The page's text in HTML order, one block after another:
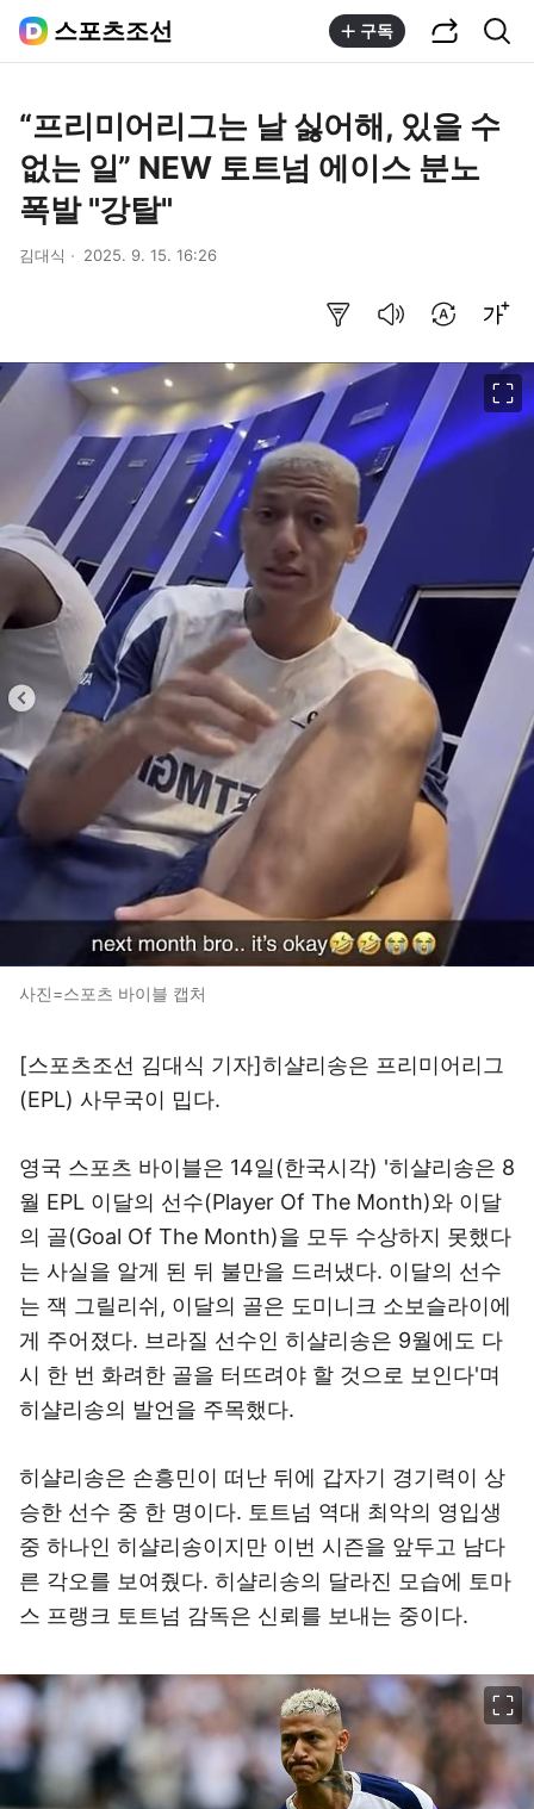
스포츠조선 구독
“프리미어리그는 날 싫어해, 있을 수
없는 일” NEW 토트넘 에이스 분노
폭발 "강탈"
김대식 2025. 9. 15. 16:26
사진=스포츠 바이블 캡처
[스포츠조선 김대식 기자]히샬리송은 프리미어리그
(EPL) 사무국이 밉다.
영국 스포츠 바이블은 14일(한국시각) '히샬리송은 8
월 EPL 이달의 선수(Player Of The Month)와 이달
의 골(Goal Of The Month)을 모두 수상하지 못했다
는 사실을 알게 된 뒤 불만을 드러냈다. 이달의 선수
는 잭 그릴리쉬, 이달의 골은 도미니크 소보슬라이에
게 주어졌다. 브라질 선수인 히샬리송은 9월에도 다
시 한 번 화려한 골을 터뜨려야 할 것으로 보인다'며
히샬리송의 발언을 주목했다.
히샬리송은 손흥민이 떠난 뒤에 갑자기 경기력이 상
승한 선수 중 한 명이다. 토트넘 역대 최악의 영입생
중 하나인 히샬리송이지만 이번 시즌을 앞두고 남다
른 각오를 보여줬다. 히샬리송의 달라진 모습에 토마
스 프랭크 토트넘 감독은 신뢰를 보내는 중이다.